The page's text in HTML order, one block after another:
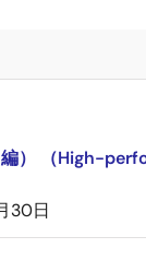
編） （High-
30日